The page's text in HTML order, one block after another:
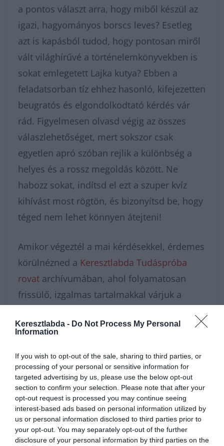
Keresztlabda - Do Not Process My Personal
Information
If you wish to opt-out of the sale, sharing to third parties, or
processing of your personal or sensitive information for
targeted advertising by us, please use the below opt-out
section to confirm your selection. Please note that after your
opt-out request is processed you may continue seeing
interest-based ads based on personal information utilized by
us or personal information disclosed to third parties prior to
your opt-out. You may separately opt-out of the further
disclosure of your personal information by third parties on the
a pontos választ arra, hogy miből készül az
igazi, hagyományos borscs leves? Esetleg
azt is kapásból tudod, hogy pontosan miről
vált világhírűvé a történelemkönyvekben is
sokat emlegetett Lajka kutya? Ebben a
feladatsorban tíz ehhez hasonló, kifejezetten
beugratós és elgondolkodtató kérdés vár
rád. Figyelmesen olvasd végig az összes
válaszlehetőséget, mert sokszor csak
egyetlen apró szóban rejlik a különbség a
helyes és a rossz megoldás között. Ne
habozz sokat, indítsd el ezt a szuper kvíz
kihívást most rögtön, és bizonyítsd be, hogy
téged nem lehet könnyen átejteni!
Amikor végeztél a mai kérdésekkel, érdemes
körülnézned a Keresztlabda Tudáspróba
rovat archívumában, ahol folyamatosan
frissülő, izgalmas tartalmakkal várjuk a
eredményedre, ne rejtegesd, hanem
növekvő táborához, és vitasd meg a
legnehezebb feladatokat a többiekkel!
Amennyiben pedig a nagy koncentráció után
egy kis kikapcsolódásra és pihentető vizuális
élményre vágysz, a Keresztlabda YouTube
csatornaérdekes videói garantáltan